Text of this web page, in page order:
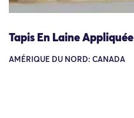
Tapis En Laine Appliquée
AMÉRIQUE DU NORD: CANADA